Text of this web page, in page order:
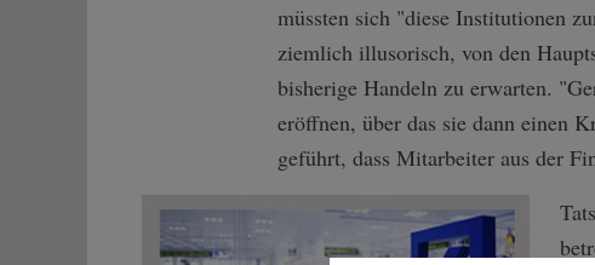
müssten sich "diese Institutionen
ziemlich illusorisch, von den
bisherige Handeln zu erwarten.
eröffnen, über das sie dann einen
geführt, dass Mitarbeiter aus der